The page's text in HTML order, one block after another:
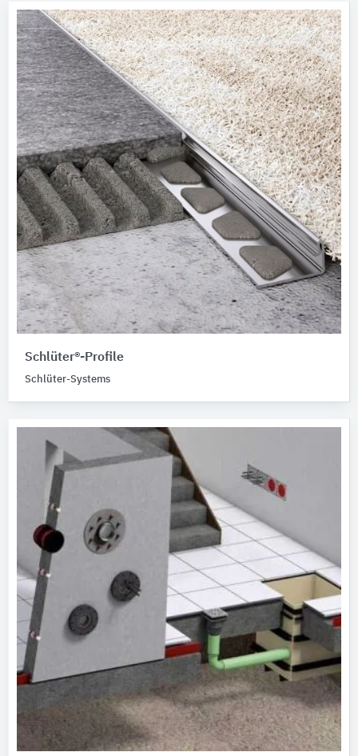
Schlüter®-Profile
Schlüter-Systems